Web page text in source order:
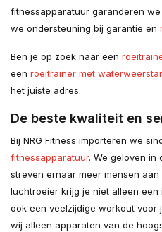
fitnessapparatuur garanderen
we ondersteuning bij garantie en
Ben je op zoek naar een
een roeitrainer met
het juiste adres.
De beste kwaliteit en
Bij NRG Fitness importeren we
fitnessapparatuur. We geloven in
streven ernaar meer mensen
luchtroeier krijg je niet alleen
ook een veelzijdige workout voor
wij alleen apparaten van de